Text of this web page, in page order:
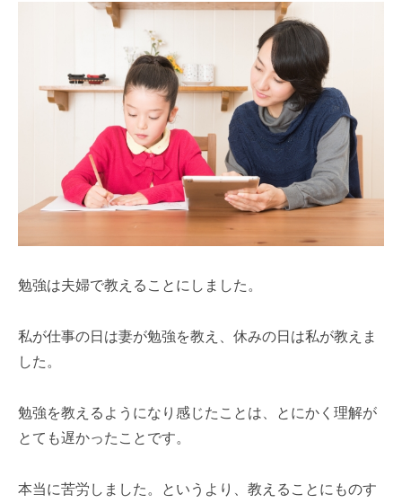
勉強は夫婦で教えることにしました。
私が仕事の日は妻が勉強を教え、休みの日は私が教えま
した。
勉強を教えるようになり感じたことは、とにかく理解が
とても遅かったことです。
本当に苦労しました。というより、教えることにものす